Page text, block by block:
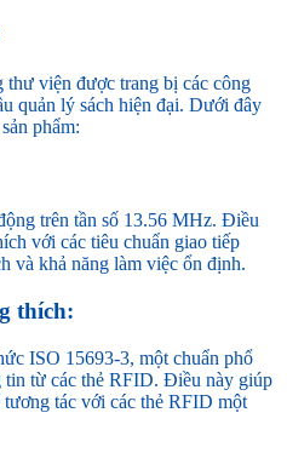
viện được trang bị các công
quản lý sách hiện đại. Dưới đây
phẩm:
trên tần số 13.56 MHz. Điều
với các tiêu chuẩn giao tiếp
và khả năng làm việc ổn định.
thích:
ISO 15693-3, một chuẩn phổ
tin từ các thẻ RFID. Điều này giúp
tác với các thẻ RFID một